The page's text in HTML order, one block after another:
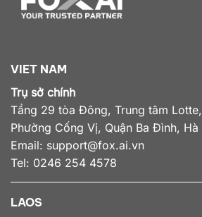
VIET NAM
Trụ sở chính
Tầng 29 tòa Đông, Trung tâm
Phường Cống Vị, Quận Ba Đình, Hà
Email: support@fox.ai.vn
Tel: 0246 254 4578
LAOS